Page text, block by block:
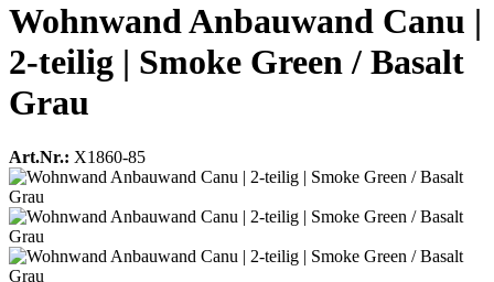
Wohnwand Anbauwand Canu |
2-teilig | Smoke Green / Basalt
Grau
Art.Nr.: X1860-85